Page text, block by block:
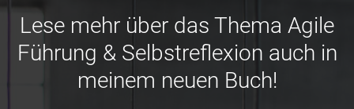
Lese mehr über das Thema Agile
Führung & Selbstreflexion auch in
meinem neuen Buch!